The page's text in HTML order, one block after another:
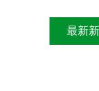
最新